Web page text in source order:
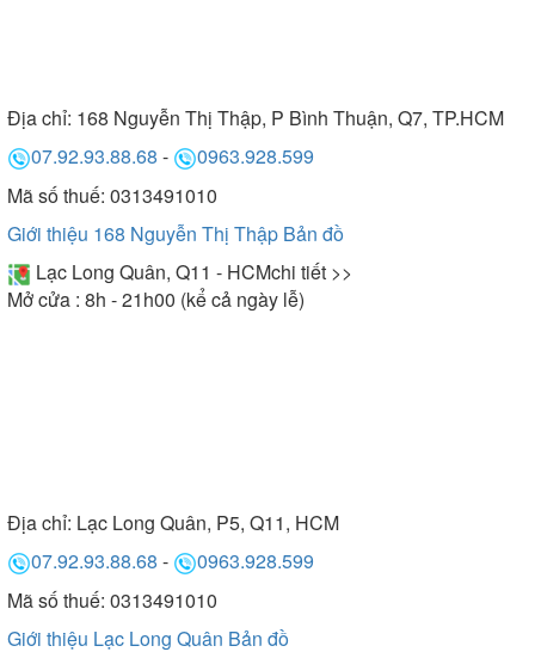
Địa chỉ: 168 Nguyễn Thị Thập, P Bình Thuận, Q7, TP.HCM
07.92.93.88.68 -
0963.928.599
Mã số thuế: 0313491010
Giới thiệu 168 Nguyễn Thị Thập Bản đồ
Lạc Long Quân, Q11 - HCMchi tiết >>
Mở cửa : 8h - 21h00 (kể cả ngày lễ)
Địa chỉ: Lạc Long Quân, P5, Q11, HCM
07.92.93.88.68 -
0963.928.599
Mã số thuế: 0313491010
Giới thiệu Lạc Long Quân Bản đồ